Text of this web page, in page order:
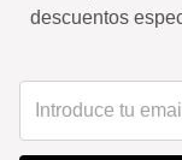
descuentos